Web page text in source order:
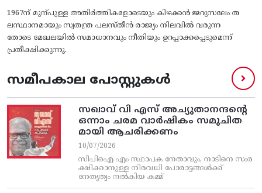
1967ന്‌ മുന്പുള്ള അതിർത്തികളോടെയും കിഴക്കൻ ജറുസലേം ത
ലസ്ഥാനമായും സ്വതന്ത്ര പലസ്‌തീൻ രാജ്യം നിലവിൽ വരുന്ന
തോടെ മേഖലയിൽ സമാധാനവും നീതിയും ഉറപ്പാക്കപ്പെടുമെന്ന്‌
പ്രതീക്ഷിക്കുന്നു.
സമീപകാല പോസ്റ്റുകൾ
സഖാവ് വി എസ്‌ അച്യുതാനന്ദന്റെ
ഒന്നാം ചരമ വാര്‍ഷികം സമുചിത
മായി ആചരിക്കണം
10/07/2026
സിപിഐ എം സ്ഥാപക നേതാവും, നാടിനെ സംര
ക്ഷിക്കാനുള്ള നിരവധി പോരാട്ടങ്ങള്‍ക്ക്‌
നേതൃത്വം നല്‍കിയ കമ്മ്